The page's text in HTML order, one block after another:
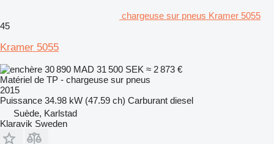
chargeuse sur pneus Kramer 5055
45
Kramer 5055
30 890 MAD 31 500 SEK ≈ 2 873 €
Matériel de TP - chargeuse sur pneus
2015
Puissance 34.98 kW (47.59 ch) Carburant diesel
Suède, Karlstad
Klaravik Sweden